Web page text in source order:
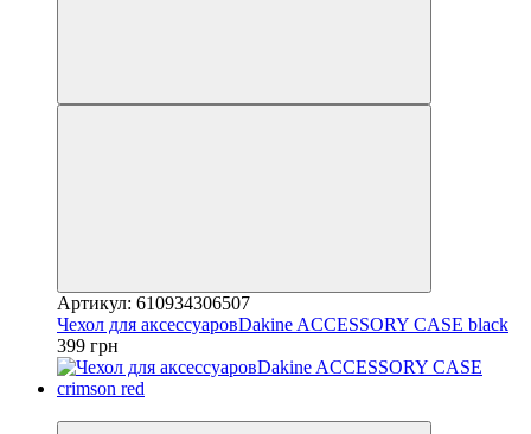
Артикул: 610934306507
Чехол для аксессуаровDakine ACCESSORY CASE black
399 грн